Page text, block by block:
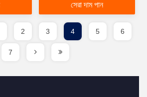
Constructionfunction
'bn', function () {});}
সেরা দাম পান
2 3 4 5 6
7